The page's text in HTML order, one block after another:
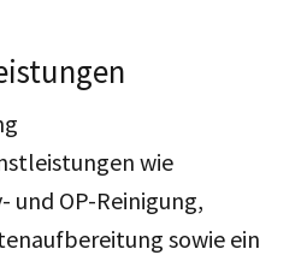
wie
OP-Reinigung,
sowie ein